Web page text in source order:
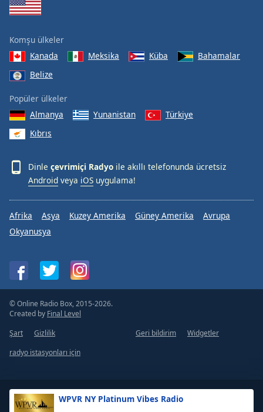
WPVR NY Platinum Vibes Radio
Komşu ülkeler
Kanada
Meksika Küba
Bahamalar
Belize
Popüler ülkeler
Almanya
Yunanistan
Türkiye
Kıbrıs
Dinle çevrimiçi Radyo ile akıllı telefonunda ücretsiz
Android veya iOS uygulama!
Afrika Asya Kuzey Amerika Güney Amerika
Avrupa
Okyanusya
© Online Radio Box, 2015-2026.
Created by Final Level
Şart
Gizlilik Geri bildirim
Widgetler
radyo istasyonları için